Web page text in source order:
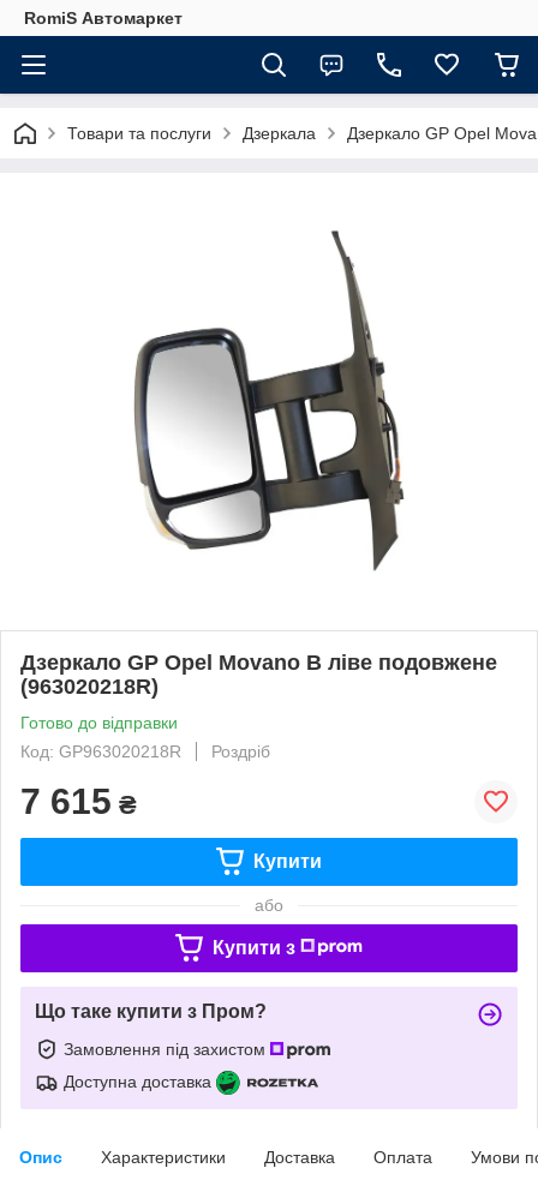
RomiS Автомаркет
Товари та послуги Дзеркала Дзеркало GP Opel
Дзеркало GP Opel Movano B ліве подовжене
(963020218R)
Готово до відправки
Код: GP963020218R
Роздріб
7 615 ₴
Купити
або
Купити з
Що таке купити з Пром?
Замовлення під захистом
Доступна доставка
Опис Характеристики Доставка Оплата Умови